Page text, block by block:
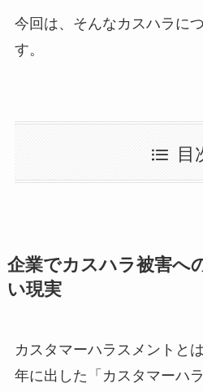
今回は、そんなカスハラに
す。
目
企業でカスハラ被害へ
い現実
カスタマーハラスメントと
年に出した「カスタマーハ